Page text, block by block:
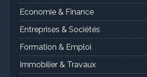
Economie & Finance
Entreprises & Sociétés
Formation & Emploi
Immobilier & Travaux